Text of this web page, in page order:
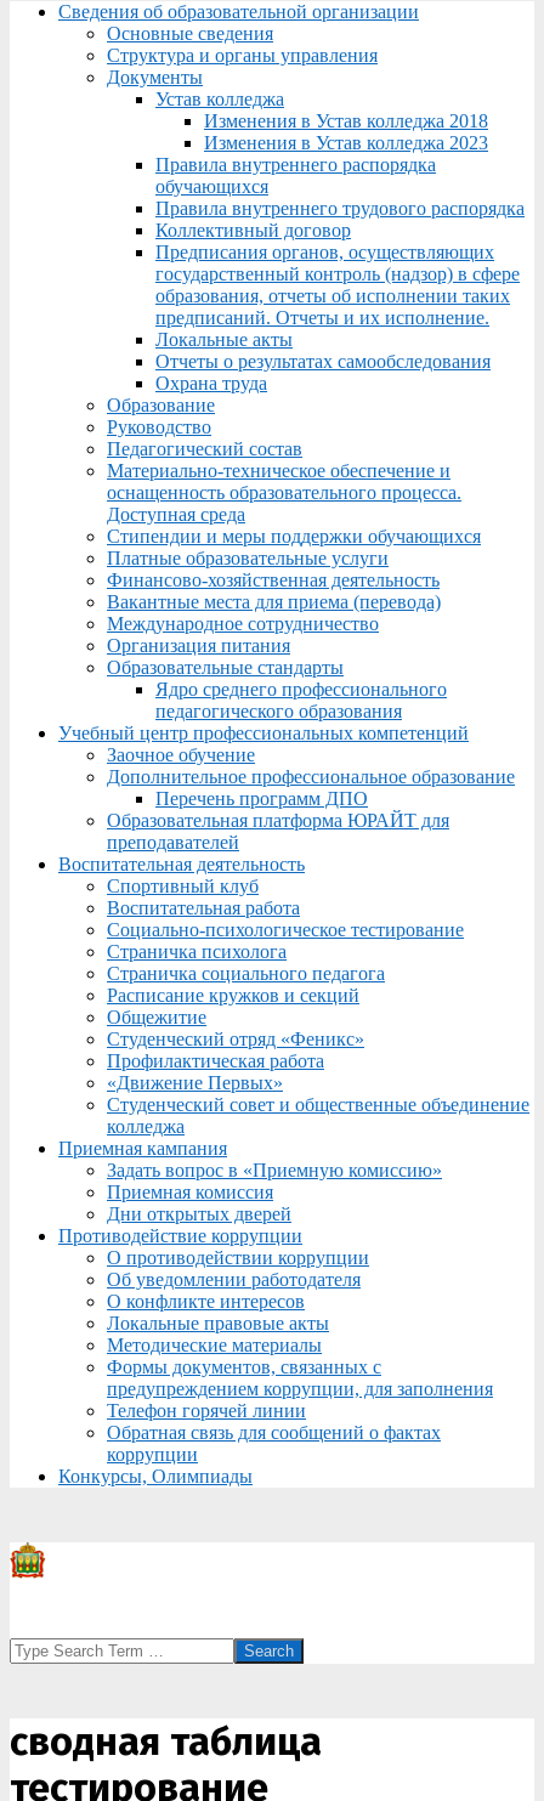
Menu
Сведения об образовательной организации
Основные сведения
Структура и органы управления
Документы
Устав колледжа
Изменения в Устав колледжа 2018
Изменения в Устав колледжа 2023
Правила внутреннего распорядка
обучающихся
Правила внутреннего трудового распорядка
Коллективный договор
Предписания органов, осуществляющих
государственный контроль (надзор) в сфере
образования, отчеты об исполнении таких
предписаний. Отчеты и их исполнение.
Локальные акты
Отчеты о результатах самообследования
Охрана труда
Образование
Руководство
Педагогический состав
Материально-техническое обеспечение и
оснащенность образовательного процесса.
Доступная среда
Стипендии и меры поддержки обучающихся
Платные образовательные услуги
Финансово-хозяйственная деятельность
Вакантные места для приема (перевода)
Международное сотрудничество
Организация питания
Образовательные стандарты
Ядро среднего профессионального
педагогического образования
Учебный центр профессиональных компетенций
Заочное обучение
Дополнительное профессиональное образование
Перечень программ ДПО
Образовательная платформа ЮРАЙТ для
преподавателей
Воспитательная деятельность
Спортивный клуб
Воспитательная работа
Социально-психологическое тестирование
Страничка психолога
Страничка социального педагога
Расписание кружков и секций
Общежитие
Студенческий отряд «Феникс»
Профилактическая работа
«Движение Первых»
Студенческий совет и общественные объединение
колледжа
Приемная кампания
Задать вопрос в «Приемную комиссию»
Приемная комиссия
Дни открытых дверей
Противодействие коррупции
О противодействии коррупции
Об уведомлении работодателя
О конфликте интересов
Локальные правовые акты
Методические материалы
Формы документов, связанных с
предупреждением коррупции, для заполнения
Телефон горячей линии
Обратная связь для сообщений о фактах
коррупции
Конкурсы, Олимпиады
Search
сводная таблица
тестирование